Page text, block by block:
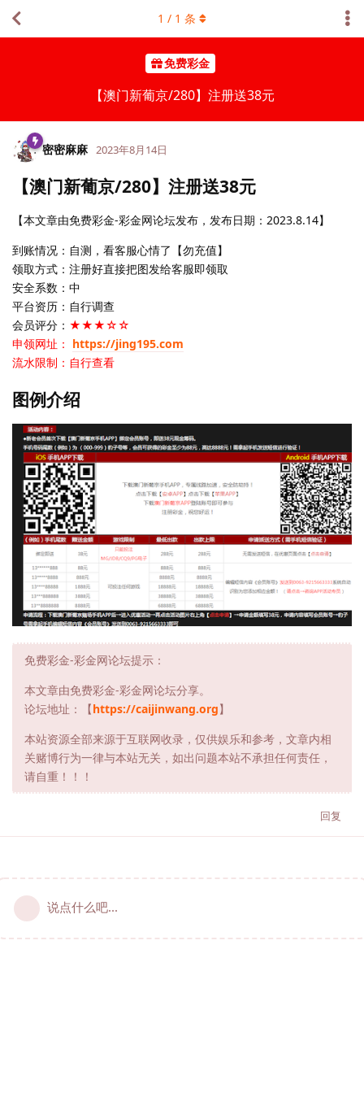
免费彩金
【澳门新葡京/280】注册送38元
1 / 1 条
密密麻麻 2023年8月14日
【澳门新葡京/280】注册送38元
【本文章由免费彩金-彩金网论坛发布，发布日期：2023.8.14】
到账情况：自测，看客服心情了【勿充值】
领取方式：注册好直接把图发给客服即领取
安全系数：中
平台资历：自行调查
会员评分： ★★★☆☆
申领网址： https://jing195.com
流水限制：自行查看
图例介绍
免费彩金-彩金网论坛提示：
本文章由免费彩金-彩金网论坛分享。
论坛地址：【https://caijinwang.org】
本站资源全部来源于互联网收录，仅供娱乐和参考，文章内相
关赌博行为一律与本站无关，如出问题本站不承担任何责任，
请自重！！！
回复
说点什么吧...